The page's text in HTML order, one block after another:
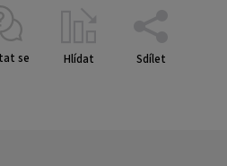
se Hlídat Sdílet